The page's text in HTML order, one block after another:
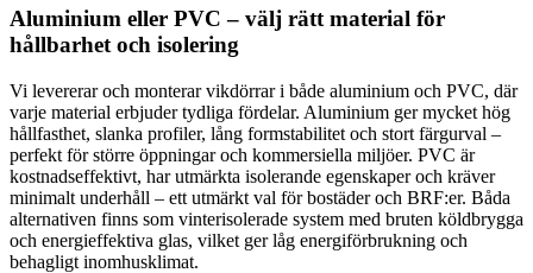
Aluminium eller PVC – välj rätt material för
hållbarhet och isolering
Vi levererar och monterar vikdörrar i både aluminium och PVC, där
varje material erbjuder tydliga fördelar. Aluminium ger mycket hög
hållfasthet, slanka profiler, lång formstabilitet och stort färgurval –
perfekt för större öppningar och kommersiella miljöer. PVC är
kostnadseffektivt, har utmärkta isolerande egenskaper och kräver
minimalt underhåll – ett utmärkt val för bostäder och BRF:er. Båda
alternativen finns som vinterisolerade system med bruten köldbrygga
och energieffektiva glas, vilket ger låg energiförbrukning och
behagligt inomhusklimat.